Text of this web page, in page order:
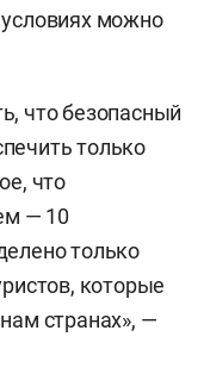
можно
что безопасный
только
что
— 10
только
которые
странах», —